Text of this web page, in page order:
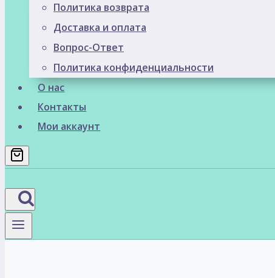
Политика возврата
Доставка и оплата
Вопрос-Ответ
Политика конфиденциальности
О нас
Контакты
Мои аккаунт